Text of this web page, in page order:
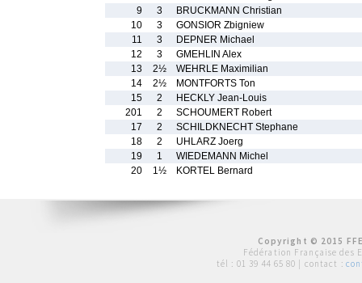
9
3
BRUCKMANN Christian
10
3
GONSIOR Zbigniew
11
3
DEPNER Michael
12
3
GMEHLIN Alex
13
2½
WEHRLE Maximilian
14
2½
MONTFORTS Ton
15
2
HECKLY Jean-Louis
201
2
SCHOUMERT Robert
17
2
SCHILDKNECHT Stephane
18
2
UHLARZ Joerg
19
1
WIEDEMANN Michel
20
1½ KORTEL Bernard
Copyright © 2015
Fédération Française des
tél : 01 39 44 65 80 | contact :